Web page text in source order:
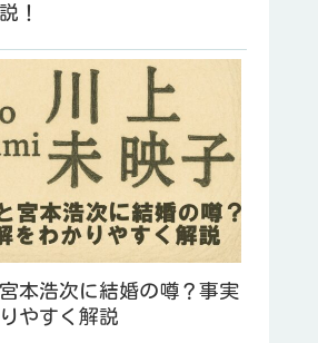
！
本浩次に結婚の噂？事実
やすく解説